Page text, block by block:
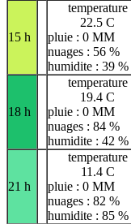
15 h
temperature
22.5 C
pluie : 0 MM
nuages : 56 %
humidite : 39 %
18 h
temperature
19.4 C
pluie : 0 MM
nuages : 84 %
humidite : 42 %
21 h
temperature
11.4 C
pluie : 0 MM
nuages : 82 %
humidite : 85 %